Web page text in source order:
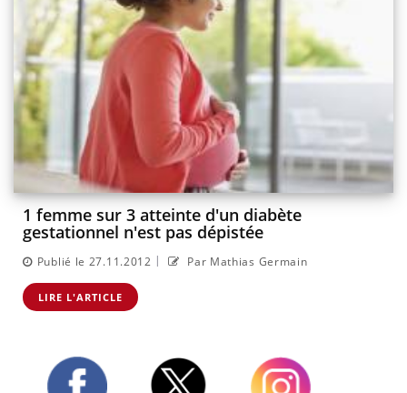
1 femme sur 3 atteinte d'un diabète
gestationnel n'est pas dépistée
Publié le 27.11.2012 | Par Mathias Germain
LIRE L'ARTICLE